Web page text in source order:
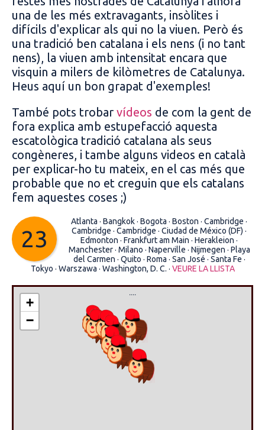
una de les més extravagants, insòlites i
difícils d'explicar als qui no la viuen. Però és
una tradició ben catalana i els nens (i no tant
nens), la viuen amb intensitat encara que
visquin a milers de kilòmetres de Catalunya.
Heus aquí un bon grapat d'exemples!
També pots trobar vídeos de com la gent de
fora explica amb estupefacció aquesta
escatològica tradició catalana als seus
congèneres, i tambe alguns videos en català
per explicar-ho tu mateix, en el cas més que
probable que no et creguin que els catalans
fem aquestes coses ;)
23
Atlanta · Bangkok · Bogota · Boston · Cambridge ·
Cambridge · Cambridge · Ciudad de México (DF) ·
Edmonton · Frankfurt am Main · Herakleion ·
Manchester · Milano · Naperville · Nijmegen · Playa
del Carmen · Quito · Roma · San José · Santa Fe ·
Tokyo · Warszawa · Washington, D. C. · VEURE LA LLISTA
....
+
−